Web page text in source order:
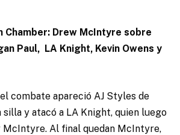
Chamber: Drew McIntyre sobre
Paul, LA Knight, Kevin Owens y
combate apareció AJ Styles de
y atacó a LA Knight, quien luego
McIntyre. Al final quedan McIntyre,